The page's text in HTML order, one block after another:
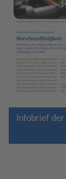
Infobrief der